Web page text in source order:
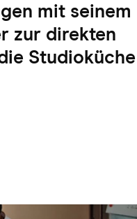
mit seinem
zur direkten
Studioküche